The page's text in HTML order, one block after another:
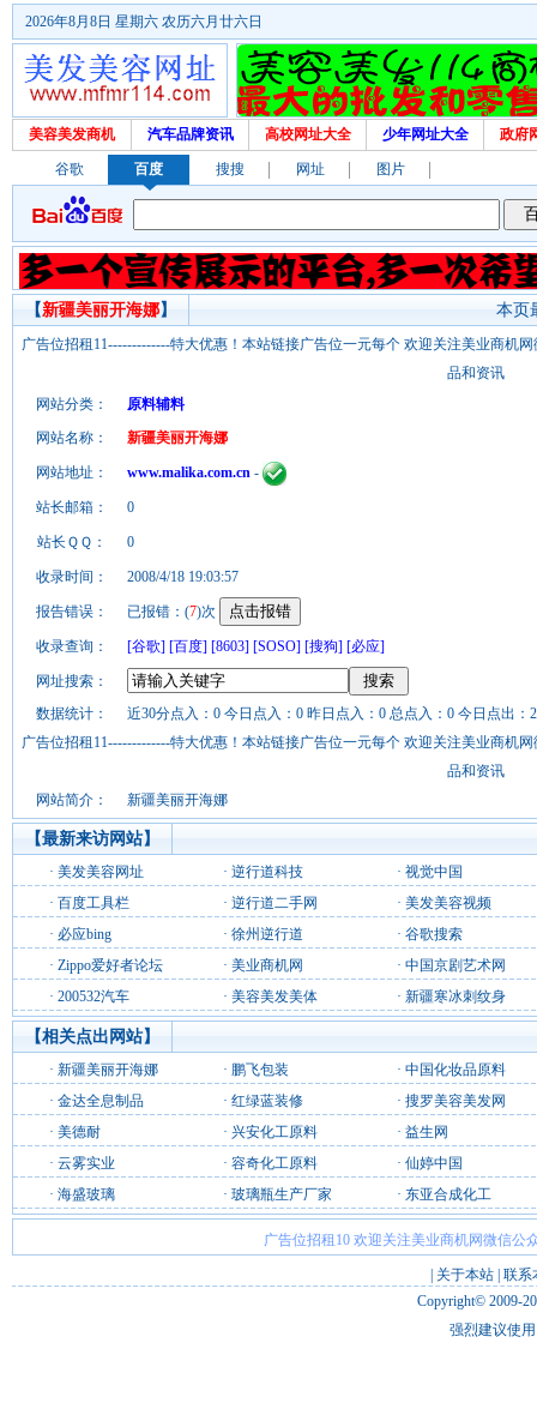
2026年8月8日 星期六 农历六月廿六日
美容美发商机 汽车品牌资讯 高校网址大全 少年网址大全 政府
谷歌 百度 搜搜 网址 图片
本页
【新疆美丽开海娜】
广告位招租11-------------特大优惠！本站链接广告位一元每个 欢迎关注美业商机
品和资讯
网站分类：
原料辅料
网站名称：
新疆美丽开海娜
网站地址： www.malika.com.cn -
站长邮箱： 0
站长ＱＱ： 0
收录时间： 2008/4/18 19:03:57
报告错误： 已报错：(7)次
收录查询： [谷歌] [百度] [8603] [SOSO] [搜狗] [必应]
网址搜索：
数据统计：
近30分点入：0 今日点入：0 昨日点入：0 总点入：0 今日点出：
广告位招租11-------------特大优惠！本站链接广告位一元每个 欢迎关注美业商机
品和资讯
网站简介：
新疆美丽开海娜
【最新来访网站】
· 美发美容网址 · 逆行道科技 · 视觉中国
· 百度工具栏 · 逆行道二手网 · 美发美容视频
· 必应bing · 徐州逆行道 · 谷歌搜索
· Zippo爱好者论坛 · 美业商机网 · 中国京剧艺术网
· 200532汽车 · 美容美发美体 · 新疆寒冰刺纹身
【相关点出网站】
· 新疆美丽开海娜 · 鹏飞包装 · 中国化妆品原料
· 金达全息制品 · 红绿蓝装修 · 搜罗美容美发网
· 美德耐 · 兴安化工原料 · 益生网
· 云雾实业 · 容奇化工原料 · 仙婷中国
· 海盛玻璃 · 玻璃瓶生产厂家 · 东亚合成化工
广告位招租10 欢迎关注美业商机网微信公
关于本站 联系
Copyright© 2009-
强烈建议使